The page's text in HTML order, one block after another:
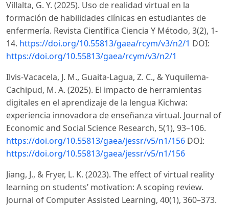
Villalta, G. Y. (2025). Uso de realidad virtual en la
formación de habilidades clínicas en estudiantes de
enfermería. Revista Científica Ciencia Y Método, 3(2), 1-
14. https://doi.org/10.55813/gaea/rcym/v3/n2/1 DOI:
https://doi.org/10.55813/gaea/rcym/v3/n2/1
Ilvis-Vacacela, J. M., Guaita-Lagua, Z. C., & Yuquilema-
Cachipud, M. A. (2025). El impacto de herramientas
digitales en el aprendizaje de la lengua Kichwa:
experiencia innovadora de enseñanza virtual. Journal of
Economic and Social Science Research, 5(1), 93–106.
https://doi.org/10.55813/gaea/jessr/v5/n1/156 DOI:
https://doi.org/10.55813/gaea/jessr/v5/n1/156
Jiang, J., & Fryer, L. K. (2023). The effect of virtual reality
learning on students’ motivation: A scoping review.
Journal of Computer Assisted Learning, 40(1), 360–373.